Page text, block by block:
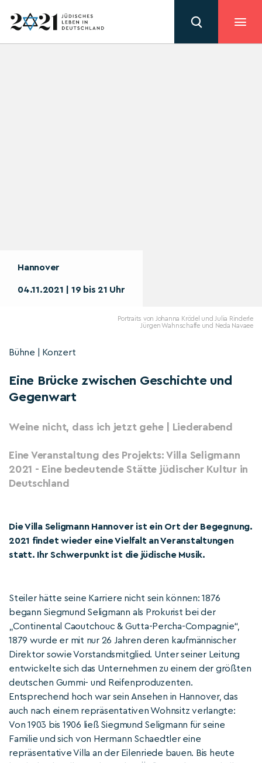
Hannover
04.11.2021 | 19 bis 21 Uhr
Portraits von Johanna Krödel und Julia Rinderle
Jürgen Wahnschaffe und Neda Navaee
Bühne | Konzert
Eine Brücke zwischen Geschichte und
Gegenwart
Weine nicht, dass ich jetzt gehe | Liederabend
Eine Veranstaltung des Projekts: Villa Seligmann
2021 - Eine bedeutende Stätte jüdischer Kultur in
Deutschland
Die Villa Seligmann Hannover ist ein Ort der Begegnung.
2021 findet wieder eine Vielfalt an Veranstaltungen
statt. Ihr Schwerpunkt ist die jüdische Musik.
Steiler hätte seine Karriere nicht sein können: 1876
begann Siegmund Seligmann als Prokurist bei der
„Continental Caoutchouc & Gutta-Percha-Compagnie“,
1879 wurde er mit nur 26 Jahren deren kaufmännischer
Direktor sowie Vorstandsmitglied. Unter seiner Leitung
entwickelte sich das Unternehmen zu einem der größten
deutschen Gummi- und Reifenproduzenten.
Entsprechend hoch war sein Ansehen in Hannover, das
auch nach einem repräsentativen Wohnsitz verlangte:
Von 1903 bis 1906 ließ Siegmund Seligmann für seine
Familie und sich von Hermann Schaedtler eine
repräsentative Villa an der Eilenriede bauen. Bis heute